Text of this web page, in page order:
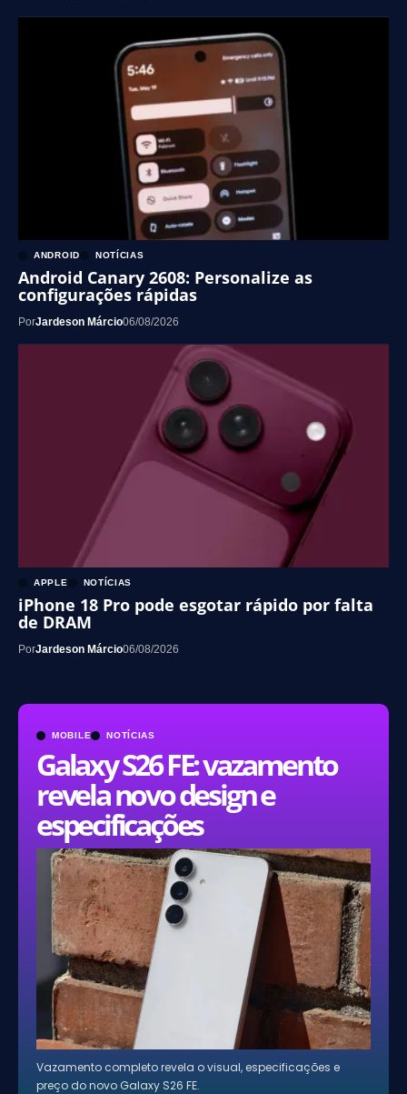
MOBILE NOTÍCIAS
Galaxy S26 FE: vazamento
revela novo design e
especificações
Vazamento completo revela o visual, especificações e
preço do novo Galaxy S26 FE.
ANDROID NOTÍCIAS
Android Canary 2608: Personalize as
configurações rápidas
PorJardeson Márcio06/08/2026
APPLE NOTÍCIAS
iPhone 18 Pro pode esgotar rápido por falta
de DRAM
PorJardeson Márcio06/08/2026